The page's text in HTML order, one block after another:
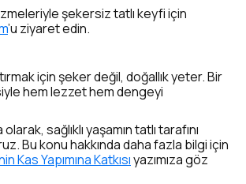
şekersiz tatlı keyfi için
’u ziyaret edin.
için şeker değil, doğallık yeter. Bir
hem lezzet hem dengeyi
sağlıklı yaşamın tatlı tarafını
Bu konu hakkında daha fazla bilgi için
Kas Yapımına Katkısıyazımıza göz